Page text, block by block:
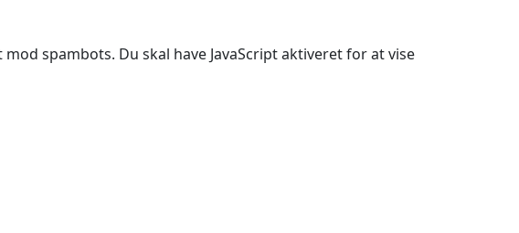
spambots. Du skal have JavaScript aktiveret for at vise